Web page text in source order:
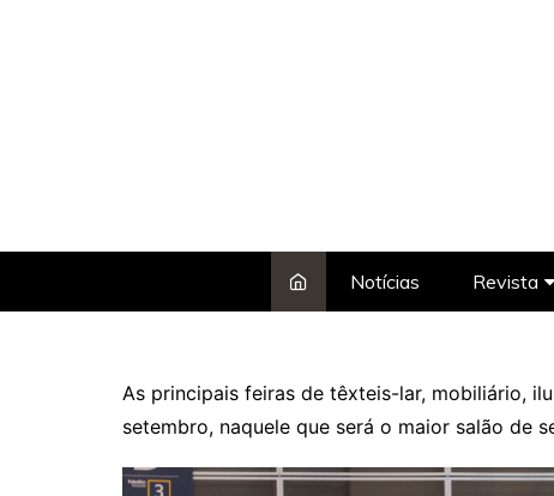
Notícias Revista
As principais feiras de têxteis-lar, mobiliário,
setembro, naquele que será o maior salão de